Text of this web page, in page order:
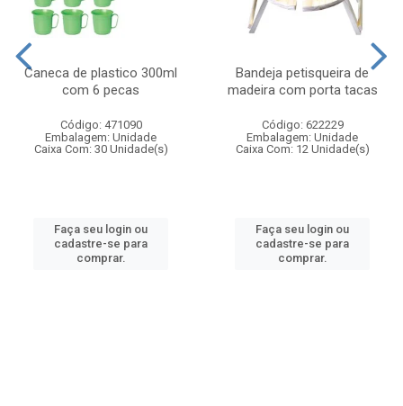
Caneca de plastico 300ml
com 6 pecas
Código: 471090
Embalagem: Unidade
Caixa Com: 30 Unidade(s)
Faça seu login ou
cadastre-se para
comprar.
Bandeja petisqueira de
madeira com porta tacas
Código: 622229
Embalagem: Unidade
Caixa Com: 12 Unidade(s)
Faça seu login ou
cadastre-se para
comprar.